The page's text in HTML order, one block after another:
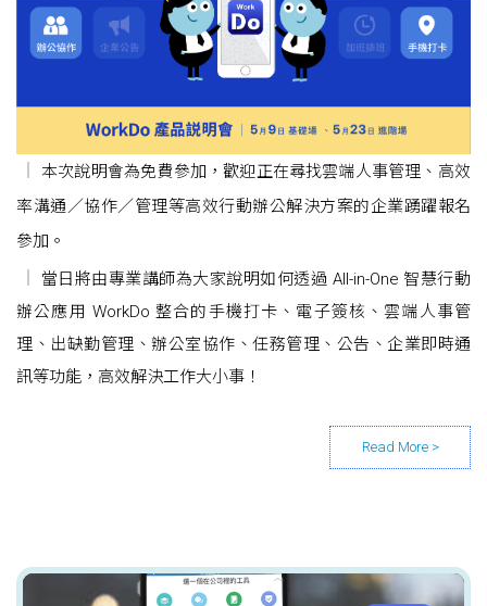
本次說明會為免費參加，歡迎正在尋找雲端人事管理、高效
率溝通／協作／管理等高效行動辦公解決方案的企業踴躍報名
參加。
當日將由專業講師為大家說明如何透過 All-in-One 智慧行動
辦公應用 WorkDo 整合的手機打卡、電子簽核、雲端人事管
理、出缺勤管理、辦公室協作、任務管理、公告、企業即時通
訊等功能，高效解決工作大小事！